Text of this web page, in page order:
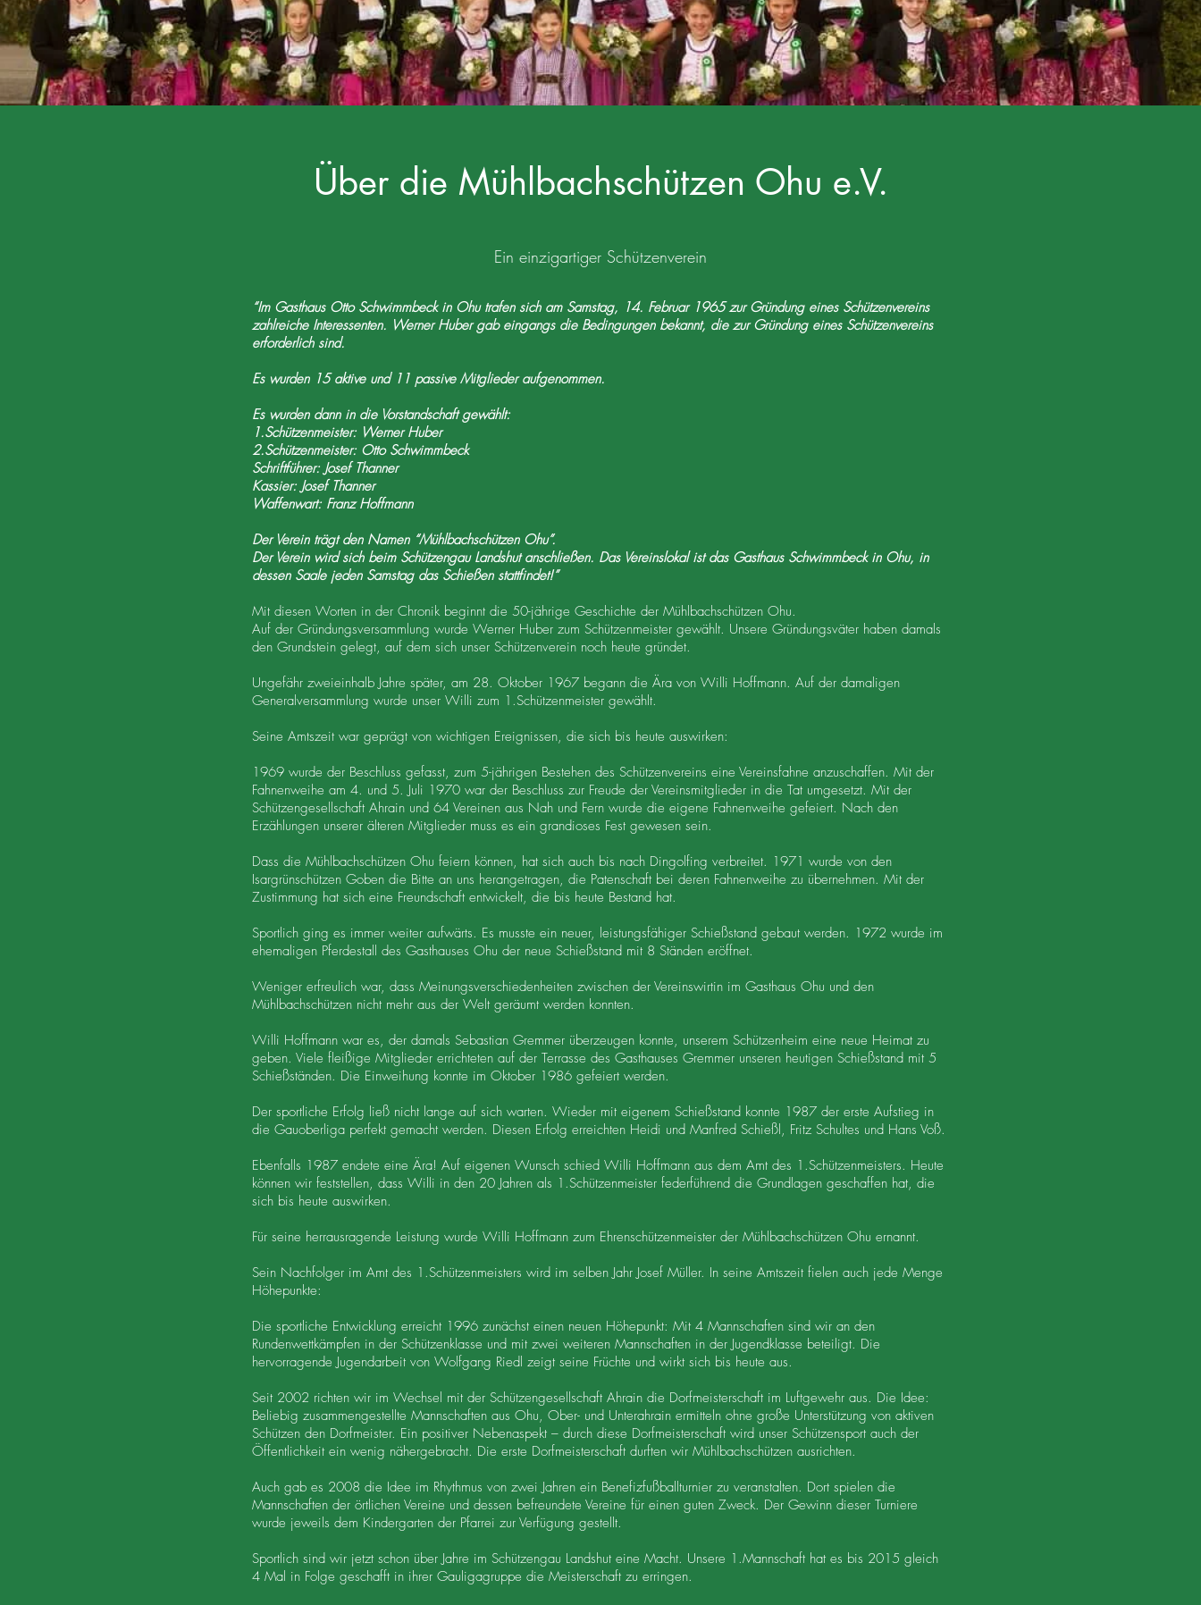
Über die Mühlbachschützen Ohu e.V.
Ein einzigartiger Schützenverein
“Im Gasthaus Otto Schwimmbeck in Ohu trafen sich am Samstag, 14. Februar 1965 zur Gründung eines Schützenvereins
zahlreiche Interessenten. Werner Huber gab eingangs die Bedingungen bekannt, die zur Gründung eines Schützenvereins
erforderlich sind.
Es wurden 15 aktive und 11 passive Mitglieder aufgenommen.
Es wurden dann in die Vorstandschaft gewählt:
1.Schützenmeister: Werner Huber
2.Schützenmeister: Otto Schwimmbeck
Schriftführer: Josef Thanner
Kassier: Josef Thanner
Waffenwart: Franz Hoffmann
Der Verein trägt den Namen “Mühlbachschützen Ohu”.
Der Verein wird sich beim Schützengau Landshut anschließen. Das Vereinslokal ist das Gasthaus Schwimmbeck in Ohu, in
dessen Saale jeden Samstag das Schießen stattfindet!”
Mit diesen Worten in der Chronik beginnt die 50-jährige Geschichte der Mühlbachschützen Ohu.
Auf der Gründungsversammlung wurde Werner Huber zum Schützenmeister gewählt. Unsere Gründungsväter haben damals
den Grundstein gelegt, auf dem sich unser Schützenverein noch heute gründet.
Ungefähr zweieinhalb Jahre später, am 28. Oktober 1967 begann die Ära von Willi Hoffmann. Auf der damaligen
Generalversammlung wurde unser Willi zum 1.Schützenmeister gewählt.
Seine Amtszeit war geprägt von wichtigen Ereignissen, die sich bis heute auswirken:
1969 wurde der Beschluss gefasst, zum 5-jährigen Bestehen des Schützenvereins eine Vereinsfahne anzuschaffen. Mit der
Fahnenweihe am 4. und 5. Juli 1970 war der Beschluss zur Freude der Vereinsmitglieder in die Tat umgesetzt. Mit der
Schützengesellschaft Ahrain und 64 Vereinen aus Nah und Fern wurde die eigene Fahnenweihe gefeiert. Nach den
Erzählungen unserer älteren Mitglieder muss es ein grandioses Fest gewesen sein.
Dass die Mühlbachschützen Ohu feiern können, hat sich auch bis nach Dingolfing verbreitet. 1971 wurde von den
Isargrünschützen Goben die Bitte an uns herangetragen, die Patenschaft bei deren Fahnenweihe zu übernehmen. Mit der
Zustimmung hat sich eine Freundschaft entwickelt, die bis heute Bestand hat.
Sportlich ging es immer weiter aufwärts. Es musste ein neuer, leistungsfähiger Schießstand gebaut werden. 1972 wurde im
ehemaligen Pferdestall des Gasthauses Ohu der neue Schießstand mit 8 Ständen eröffnet.
Weniger erfreulich war, dass Meinungsverschiedenheiten zwischen der Vereinswirtin im Gasthaus Ohu und den
Mühlbachschützen nicht mehr aus der Welt geräumt werden konnten.
Willi Hoffmann war es, der damals Sebastian Gremmer überzeugen konnte, unserem Schützenheim eine neue Heimat zu
geben. Viele fleißige Mitglieder errichteten auf der Terrasse des Gasthauses Gremmer unseren heutigen Schießstand mit 5
Schießständen. Die Einweihung konnte im Oktober 1986 gefeiert werden.
Der sportliche Erfolg ließ nicht lange auf sich warten. Wieder mit eigenem Schießstand konnte 1987 der erste Aufstieg in
die Gauoberliga perfekt gemacht werden. Diesen Erfolg erreichten Heidi und Manfred Schießl, Fritz Schultes und Hans Voß.
Ebenfalls 1987 endete eine Ära! Auf eigenen Wunsch schied Willi Hoffmann aus dem Amt des 1.Schützenmeisters. Heute
können wir feststellen, dass Willi in den 20 Jahren als 1.Schützenmeister federführend die Grundlagen geschaffen hat, die
sich bis heute auswirken.
Für seine herrausragende Leistung wurde Willi Hoffmann zum Ehrenschützenmeister der Mühlbachschützen Ohu ernannt.
Sein Nachfolger im Amt des 1.Schützenmeisters wird im selben Jahr Josef Müller. In seine Amtszeit fielen auch jede Menge
Höhepunkte:
Die sportliche Entwicklung erreicht 1996 zunächst einen neuen Höhepunkt: Mit 4 Mannschaften sind wir an den
Rundenwettkämpfen in der Schützenklasse und mit zwei weiteren Mannschaften in der Jugendklasse beteiligt. Die
hervorragende Jugendarbeit von Wolfgang Riedl zeigt seine Früchte und wirkt sich bis heute aus.
Seit 2002 richten wir im Wechsel mit der Schützengesellschaft Ahrain die Dorfmeisterschaft im Luftgewehr aus. Die Idee:
Beliebig zusammengestellte Mannschaften aus Ohu, Ober- und Unterahrain ermitteln ohne große Unterstützung von aktiven
Schützen den Dorfmeister. Ein positiver Nebenaspekt – durch diese Dorfmeisterschaft wird unser Schützensport auch der
Öffentlichkeit ein wenig nähergebracht. Die erste Dorfmeisterschaft durften wir Mühlbachschützen ausrichten.
Auch gab es 2008 die Idee im Rhythmus von zwei Jahren ein Benefizfußballturnier zu veranstalten. Dort spielen die
Mannschaften der örtlichen Vereine und dessen befreundete Vereine für einen guten Zweck. Der Gewinn dieser Turniere
wurde jeweils dem Kindergarten der Pfarrei zur Verfügung gestellt.
Sportlich sind wir jetzt schon über Jahre im Schützengau Landshut eine Macht. Unsere 1.Mannschaft hat es bis 2015 gleich
4 Mal in Folge geschafft in ihrer Gauligagruppe die Meisterschaft zu erringen.